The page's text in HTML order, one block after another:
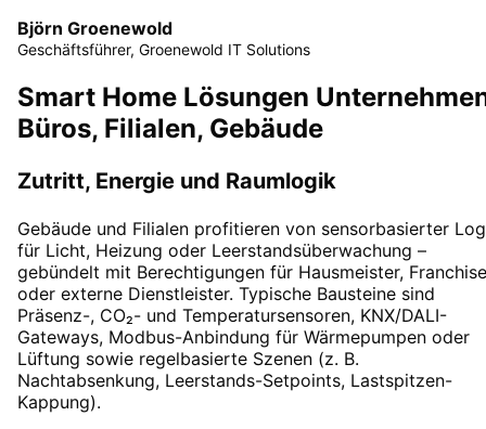
Björn Groenewold
Geschäftsführer, Groenewold IT Solutions
Smart Home Lösungen
Büros, Filialen, Gebäude
Zutritt, Energie und Raumlogik
Gebäude und Filialen profitieren von sensorbasierter
für Licht, Heizung oder Leerstandsüberwachung –
gebündelt mit Berechtigungen für Hausmeister, Franchise
oder externe Dienstleister. Typische Bausteine sind
Präsenz-, CO₂- und Temperatursensoren, KNX/DALI-
Gateways, Modbus-Anbindung für Wärmepumpen oder
Lüftung sowie regelbasierte Szenen (z. B.
Nachtabsenkung, Leerstands-Setpoints, Lastspitzen-
Kappung).